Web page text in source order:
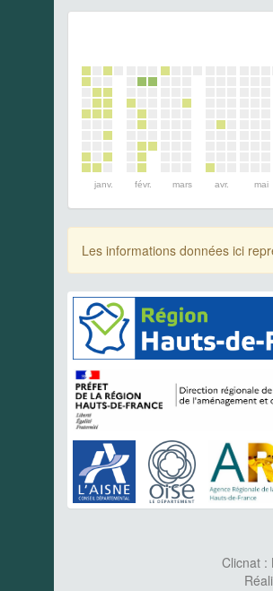
janv. févr. mars avr. mai
Les informations données ici
Clicnat :